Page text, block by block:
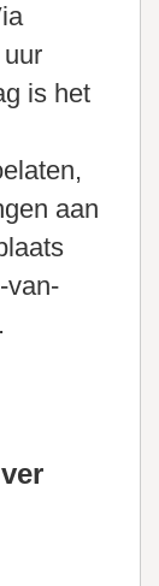
is het
aan
van-